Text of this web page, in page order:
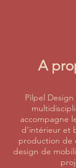
A
Pilpel
accompagne
d’intérieur et
production de
design de